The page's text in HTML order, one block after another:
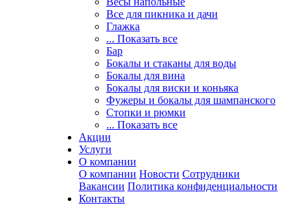
Все для пикника и дачи
Глажка
... Показать все
Бар
Бокалы и стаканы для воды
Бокалы для вина
Бокалы для виски и коньяка
Фужеры и бокалы для шампанского
Стопки и рюмки
... Показать все
Акции
Услуги
О компании
О компании Новости Сотрудники
Вакансии Политика конфиденциальности
Контакты